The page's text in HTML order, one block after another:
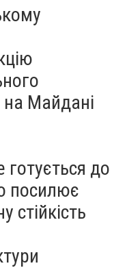
Майдані
готується до
посилює
стійкість